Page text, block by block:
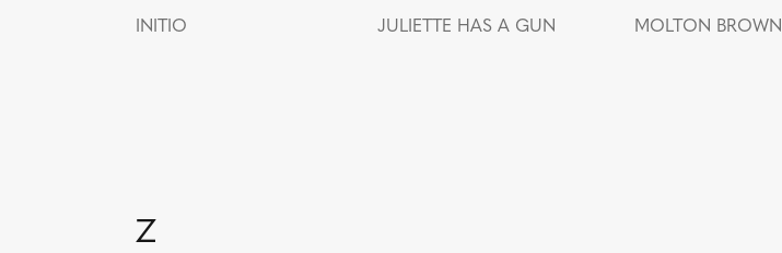
INITIO JULIETTE HAS A GUN MOLTON BROWN
Z